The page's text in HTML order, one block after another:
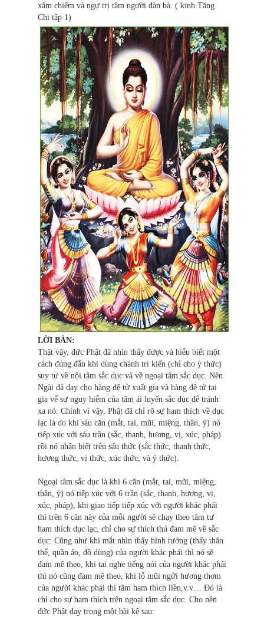
xâm chiếm và ngự trị tâm người đàn bà. ( kinh Tăng
Chi tập 1)
LỜI BÀN:
Thật vậy, đức Phật đã nhìn thấy được và hiểu biết một
cách đúng đắn khi dùng chánh tri kiến (chỉ cho ý thức)
suy tư về nội tâm sắc dục và về ngoại tâm sắc dục. Nên
Ngài đã dạy cho hàng đệ tử xuất gia và hàng đệ tử tại
gia vể sự nguy hiểm của tâm ái luyến sắc dục để tránh
xa nó. Chính vì vậy, Phật đã chỉ rõ sự ham thích về dục
lạc là do khi sáu căn (mắt, tai, mũi, miệng, thân, ý) nó
tiếp xúc với sáu trần (sắc, thanh, hương, vị, xúc, pháp)
rồi nó nhận biết trên sáu thức (sắc thức, thanh thức,
hương thức, vị thức, xúc thức, và ý thức).
Ngoại tâm sắc dục là khi 6 căn (mắt, tai, mũi, miệng,
thân, ý) nó tiếp xúc với 6 trần (sắc, thanh, hương, vị,
xúc, pháp), khi giao tiếp tiếp xúc với người khác phái
thì trên 6 căn này của mỗi người sẽ chạy theo tâm tư
ham thích dục lạc, chỉ cho sự thích thú đam mê về sắc
dục: Cũng như khi mắt nhìn thấy hình tướng (thấy thân
thể, quần áo, đồ dùng) của người khác phái thì nó sẽ
đam mê theo, khi tai nghe tiếng nói của người khác phái
thì nó cũng đam mê theo, khi lỗ mũi ngửi hương thơm
của người khác phái thì tâm ham thích liền,v.v… Đó là
chỉ cho sự ham thích trên ngoại tâm sắc dục. Cho nên
đức Phật dạy trong một bài kệ sau: